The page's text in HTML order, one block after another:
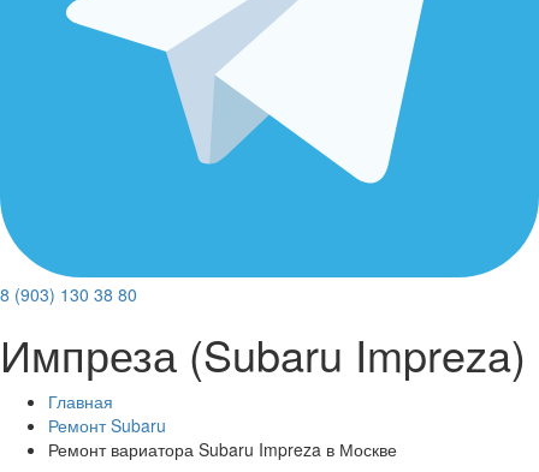
8 (903) 130 38 80
Импреза (Subaru Impreza)
Главная
Ремонт Subaru
Ремонт вариатора Subaru Impreza в Москве